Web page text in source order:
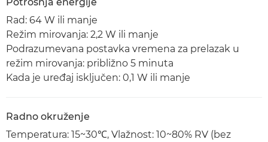
Rad: 64 W ili manje
Režim mirovanja: 2,2 W ili manje
Podrazumevana postavka vremena za prelazak u
režim mirovanja: približno 5 minuta
Kada je uređaj isključen: 0,1 W ili manje
Radno okruženje
Temperatura: 15~30℃, Vlažnost: 10~80% RV (bez